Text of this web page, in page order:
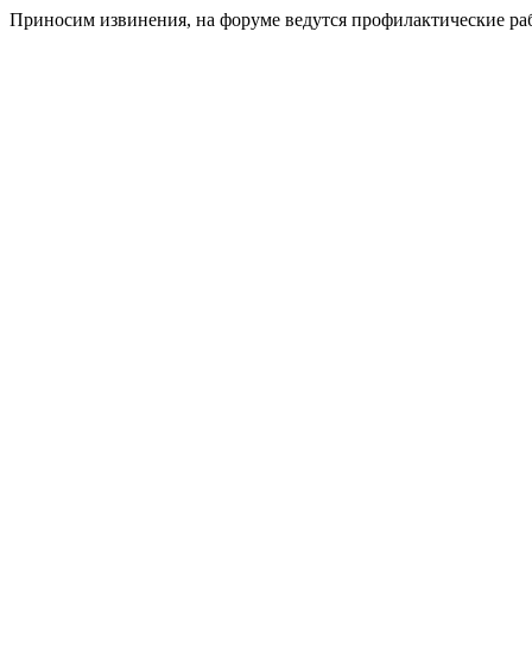
Приносим извинения, на форуме ведутся профилактические